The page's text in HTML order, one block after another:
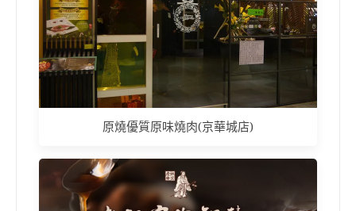
原燒優質原味燒肉(京華城店)